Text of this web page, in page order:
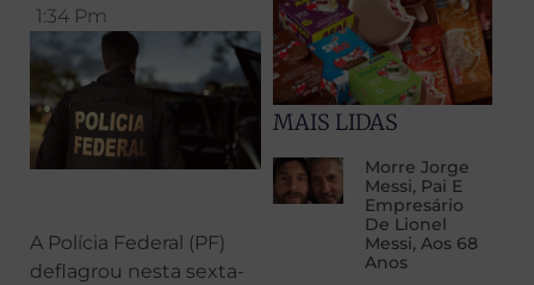
1:34 Pm
A Polícia Federal (PF)
deflagrou nesta sexta-
MAIS LIDAS
Morre Jorge
Messi, Pai E
Empresário
De Lionel
Messi, Aos 68
Anos